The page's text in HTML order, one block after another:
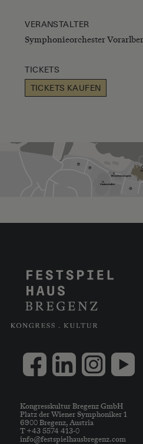
VERANSTALTER
Symphonieorchester
TICKETS
TICKETS KAUFEN
Kongresskultur Bregenz GmbH
Platz der Wiener Symphoniker 1
6900 Bregenz, Austria
T +43 5574 413-0
info@festspielhausbregenz.com